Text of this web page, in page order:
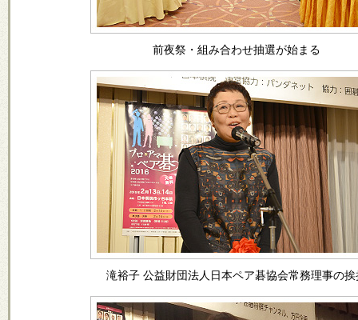
前夜祭・組み合わせ抽選が始まる
滝裕子 公益財団法人日本ペア碁協会常務理事の挨